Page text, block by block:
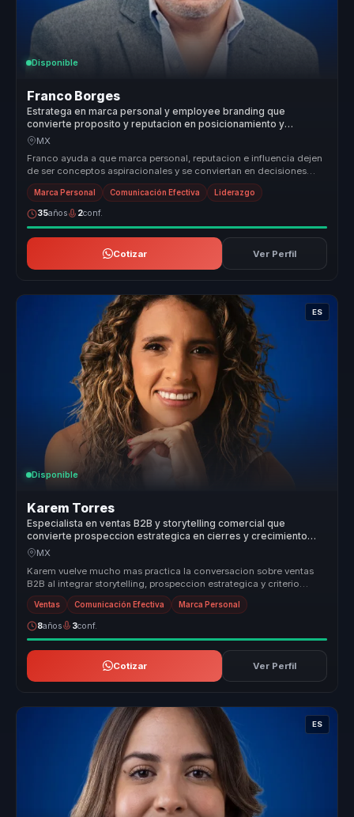
Disponible
Franco Borges
Estratega en marca personal y employee branding que
convierte proposito y reputacion en posicionamiento y
autoridad para lideres y organizaciones.
MX
Franco ayuda a que marca personal, reputacion e influencia dejen
de ser conceptos aspiracionales y se conviertan en decisiones
concretas ...
Marca Personal Comunicación Efectiva Liderazgo
35años 2conf.
Cotizar Ver Perfil
ES
Disponible
Karem Torres
Especialista en ventas B2B y storytelling comercial que
convierte prospeccion estrategica en cierres y crecimiento
para equipos comerciales.
MX
Karem vuelve mucho mas practica la conversacion sobre ventas
B2B al integrar storytelling, prospeccion estrategica y criterio
comercial e...
Ventas Comunicación Efectiva Marca Personal
8años 3conf.
Cotizar Ver Perfil
ES